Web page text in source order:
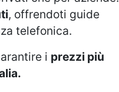
, offrendoti guide
telefonica.
i prezzi più